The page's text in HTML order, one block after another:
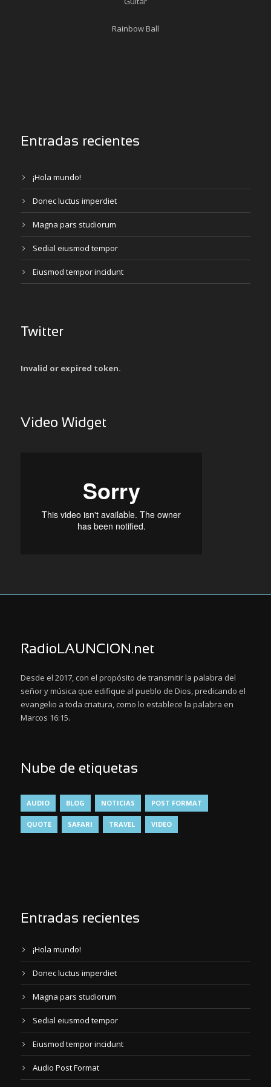
Rainbow Ball
Entradas recientes
¡Hola mundo!
Donec luctus imperdiet
Magna pars studiorum
Sedial eiusmod tempor
Eiusmod tempor incidunt
Twitter
Invalid or expired token.
Video Widget
RadioLAUNCION.net
Desde el 2017, con el propósito de transmitir la palabra del
señor y música que edifique al pueblo de Dios, predicando el
evangelio a toda criatura, como lo establece la palabra en
Marcos 16:15.
Nube de etiquetas
AUDIO BLOG NOTICIAS POST FORMAT
QUOTE SAFARI TRAVEL VIDEO
Entradas recientes
¡Hola mundo!
Donec luctus imperdiet
Magna pars studiorum
Sedial eiusmod tempor
Eiusmod tempor incidunt
Audio Post Format